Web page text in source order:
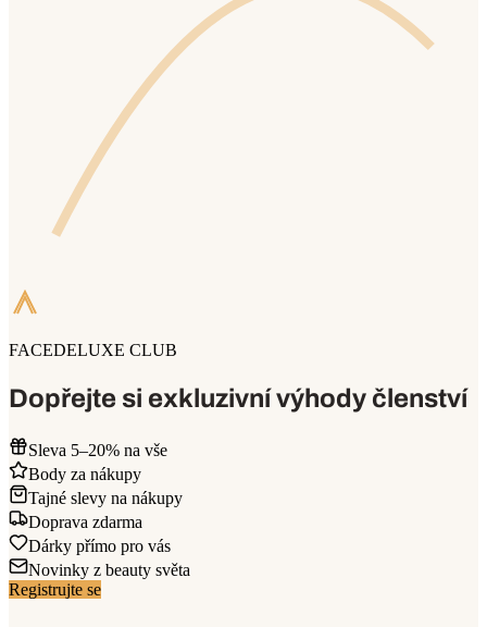
FACEDELUXE CLUB
Dopřejte si exkluzivní výhody členství
Sleva 5–20% na vše
Body za nákupy
Tajné slevy na nákupy
Doprava zdarma
Dárky přímo pro vás
Novinky z beauty světa
Registrujte se